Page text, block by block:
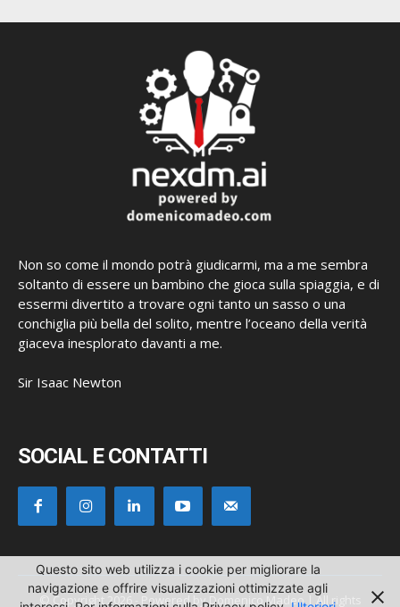
Non so come il mondo potrà giudicarmi, ma a me sembra
soltanto di essere un bambino che gioca sulla spiaggia, e di
essermi divertito a trovare ogni tanto un sasso o una
conchiglia più bella del solito, mentre l’oceano della verità
giaceva inesplorato davanti a me.
Sir Isaac Newton
SOCIAL E CONTATTI
© Copyright 2026 - Powered by Domenico Madeo | All rights
Questo sito web utilizza i cookie per migliorare la
navigazione e offrire visualizzazioni ottimizzate agli